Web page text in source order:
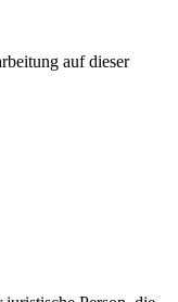
auf dieser